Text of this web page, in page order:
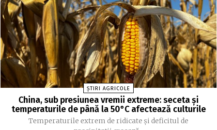
ȘTIRI AGRICOLE
China, sub presiunea vremii extreme: seceta și
temperaturile de până la 50°C afectează culturile
Temperaturile extrem de ridicate și deficitul de